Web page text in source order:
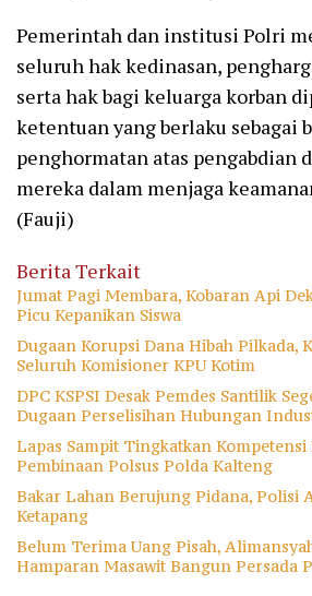
Pemerintah dan institusi Polri
seluruh hak kedinasan,
serta hak bagi keluarga korban
ketentuan yang berlaku sebagai
penghormatan atas pengabdian
mereka dalam menjaga
(Fauji)
Berita Terkait
Jumat Pagi Membara, Kobaran Api
Picu Kepanikan Siswa
Dugaan Korupsi Dana Hibah Pilkada,
Seluruh Komisioner KPU Kotim
DPC KSPSI Desak Pemdes Santilik
Dugaan Perselisihan Hubungan
Lapas Sampit Tingkatkan
Pembinaan Polsus Polda Kalteng
Bakar Lahan Berujung Pidana, Polisi
Ketapang
Belum Terima Uang Pisah,
Hamparan Masawit Bangun Persada